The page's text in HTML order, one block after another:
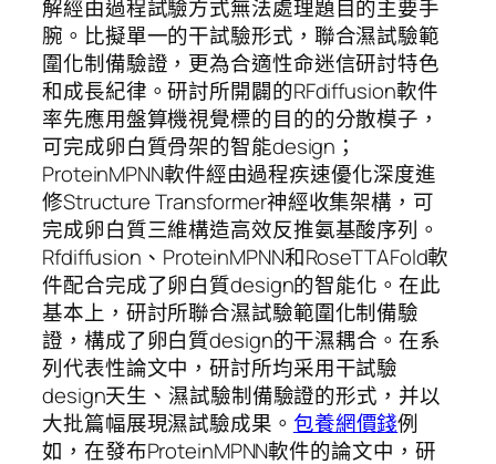
解經由過程試驗方式無法處理題目的主要手
腕。比擬單一的干試驗形式，聯合濕試驗範
圍化制備驗證，更為合適性命迷信研討特色
和成長紀律。研討所開闢的RFdiffusion軟件
率先應用盤算機視覺標的目的的分散模子，
可完成卵白質骨架的智能design；
ProteinMPNN軟件經由過程疾速優化深度進
修Structure Transformer神經收集架構，可
完成卵白質三維構造高效反推氨基酸序列。
Rfdiffusion、ProteinMPNN和RoseTTAFold軟
件配合完成了卵白質design的智能化。在此
基本上，研討所聯合濕試驗範圍化制備驗
證，構成了卵白質design的干濕耦合。在系
列代表性論文中，研討所均采用干試驗
design天生、濕試驗制備驗證的形式，并以
大批篇幅展現濕試驗成果。 包養網價錢例
如，在發布ProteinMPNN軟件的論文中，研